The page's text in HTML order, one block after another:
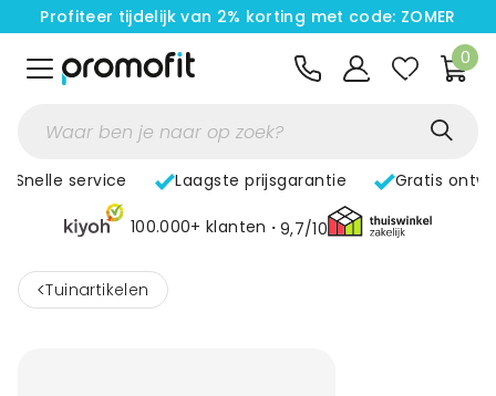
Profiteer tijdelijk van 2% korting met code: ZOMER
0
Snelle service Laagste prijsgarantie Gratis
100.000+ klanten 9,7/10
< Tuinartikelen